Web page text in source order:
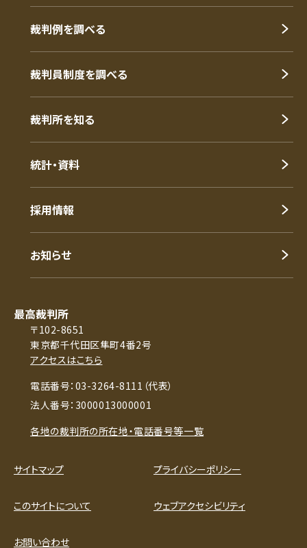
裁判例を調べる
裁判員制度を調べる
裁判所を知る
統計・資料
採用情報
お知らせ
最高裁判所
〒102-8651
東京都千代田区隼町4番2号
アクセスはこちら
電話番号：03-3264-8111（代表）
法人番号：3000013000001
各地の裁判所の所在地・電話番号等一覧
サイトマップ プライバシーポリシー
このサイトについて ウェブアクセシビリティ
お問い合わせ